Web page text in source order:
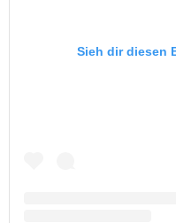
Sieh dir diesen